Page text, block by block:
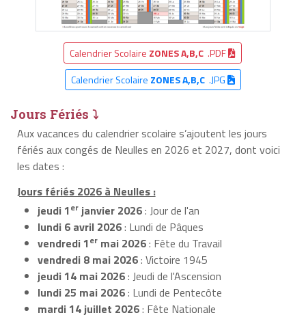
Calendrier Scolaire ZONES A,B,C .PDF
Calendrier Scolaire ZONES A,B,C.JPG
Jours Fériés ⤵
Aux vacances du calendrier scolaire s’ajoutent les jours
fériés aux congés de Neulles en 2026 et 2027, dont voici
les dates :
Jours fériés 2026 à Neulles :
jeudi 1er janvier 2026: Jour de l'an
lundi 6 avril 2026: Lundi de Pâques
vendredi 1er mai 2026: Fête du Travail
vendredi 8 mai 2026: Victoire 1945
jeudi 14 mai 2026: Jeudi de l'Ascension
lundi 25 mai 2026: Lundi de Pentecôte
mardi 14 juillet 2026: Fête Nationale